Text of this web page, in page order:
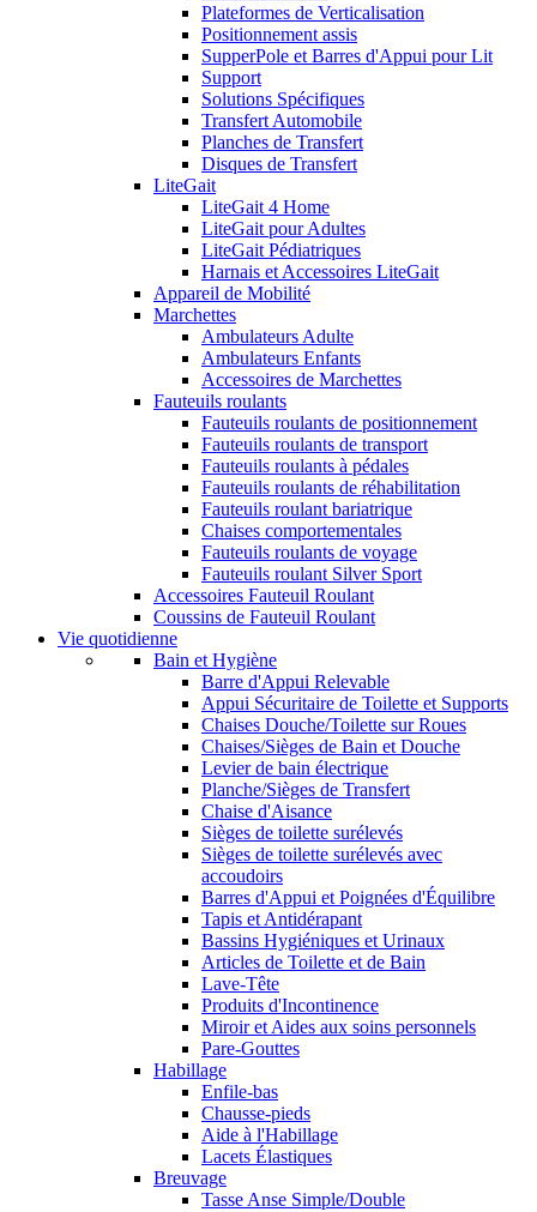
Plateformes de Verticalisation
Positionnement assis
SupperPole et Barres d'Appui pour Lit
Support
Solutions Spécifiques
Transfert Automobile
Planches de Transfert
Disques de Transfert
LiteGait
LiteGait 4 Home
LiteGait pour Adultes
LiteGait Pédiatriques
Harnais et Accessoires LiteGait
Appareil de Mobilité
Marchettes
Ambulateurs Adulte
Ambulateurs Enfants
Accessoires de Marchettes
Fauteuils roulants
Fauteuils roulants de positionnement
Fauteuils roulants de transport
Fauteuils roulants à pédales
Fauteuils roulants de réhabilitation
Fauteuils roulant bariatrique
Chaises comportementales
Fauteuils roulants de voyage
Fauteuils roulant Silver Sport
Accessoires Fauteuil Roulant
Coussins de Fauteuil Roulant
Vie quotidienne
Bain et Hygiène
Barre d'Appui Relevable
Appui Sécuritaire de Toilette et Supports
Chaises Douche/Toilette sur Roues
Chaises/Sièges de Bain et Douche
Levier de bain électrique
Planche/Sièges de Transfert
Chaise d'Aisance
Sièges de toilette surélevés
Sièges de toilette surélevés avec
accoudoirs
Barres d'Appui et Poignées d'Équilibre
Tapis et Antidérapant
Bassins Hygiéniques et Urinaux
Articles de Toilette et de Bain
Lave-Tête
Produits d'Incontinence
Miroir et Aides aux soins personnels
Pare-Gouttes
Habillage
Enfile-bas
Chausse-pieds
Aide à l'Habillage
Lacets Élastiques
Breuvage
Tasse Anse Simple/Double